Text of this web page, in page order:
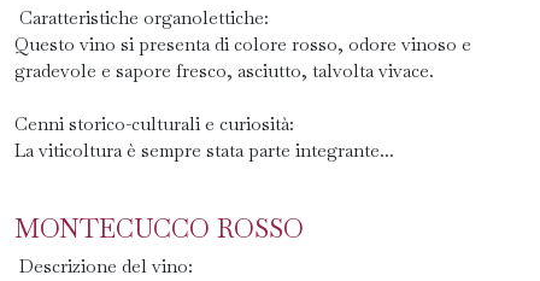
Caratteristiche organolettiche:
Questo vino si presenta di colore rosso, odore vinoso e
gradevole e sapore fresco, asciutto, talvolta vivace.
Cenni storico-culturali e curiosità:
La viticoltura è sempre stata parte integrante...
MONTECUCCO ROSSO
Descrizione del vino: